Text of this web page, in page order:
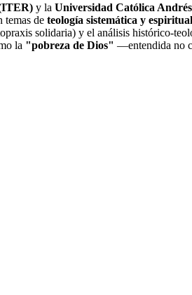
y la Universidad Católica
temas de teología sistemática y
solidaria) y el análisis histórico-
la "pobreza de Dios" —entendida no